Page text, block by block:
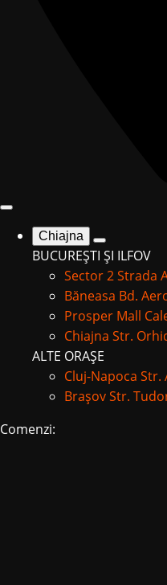
Chiajna
BUCUREȘTI ȘI ILFOV
Sector 2Strada
Băneasa Bd.
Prosper Mall
Chiajna Str.
ALTE ORAȘE
Cluj-Napoca Str.
BrașovStr.
Comenzi: